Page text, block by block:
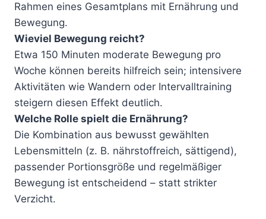
Rahmen eines Gesamtplans mit Ernährung und
Bewegung.
Wieviel Bewegung reicht?
Etwa 150 Minuten moderate Bewegung pro
Woche können bereits hilfreich sein; intensivere
Aktivitäten wie Wandern oder Intervalltraining
steigern diesen Effekt deutlich.
Welche Rolle spielt die Ernährung?
Die Kombination aus bewusst gewählten
Lebensmitteln (z. B. nährstoffreich, sättigend),
passender Portionsgröße und regelmäßiger
Bewegung ist entscheidend – statt strikter
Verzicht.